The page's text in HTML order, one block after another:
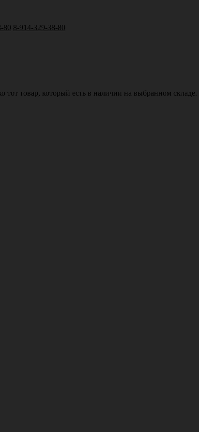
80 8-914-329-38-80
товар, который есть в наличии на выбранном складе.